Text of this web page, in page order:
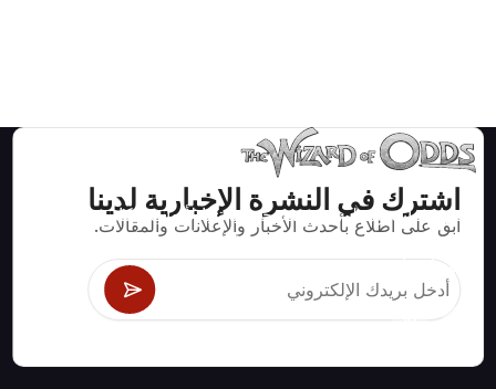
في النشرة الإخبارية لدينا
اطلاع بأحدث الأخبار والإعلانات والمقالات.
ومعلومات صحيحة رياضيا لألعاب الكازينو مثل
وكرابس والروليت ومئات الألعاب الأخرى التي